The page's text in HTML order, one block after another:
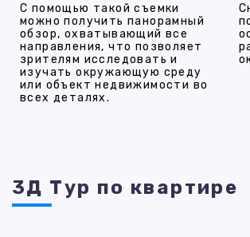
С помощью такой съемки
можно получить панорамный
обзор, охватывающий все
направления, что позволяет
зрителям исследовать и
изучать окружающую среду
или объект недвижимости во
всех деталях.
3Д Тур по квартире